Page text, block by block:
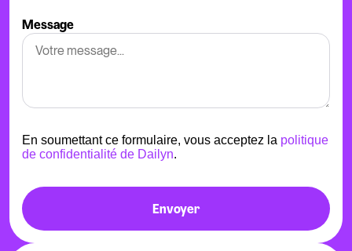
Message
En soumettant ce formulaire, vous acceptez la politique
de confidentialité de Dailyn.
Envoyer